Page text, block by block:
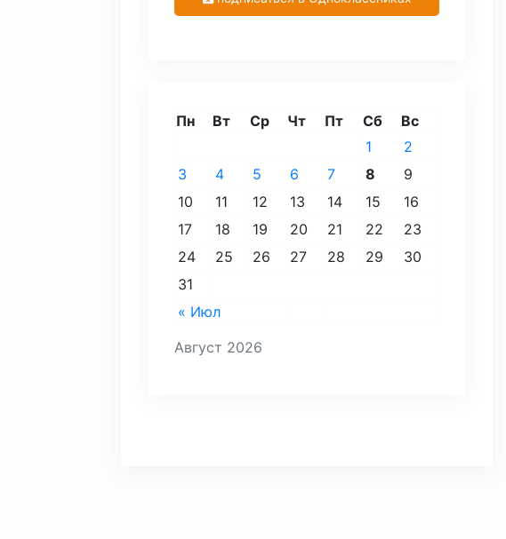
Август 2026
Пн Вт Ср Чт Пт Сб Вс
« Июл
1
2
3
4 5 6 7 8
9
10
11 12 13 14 15
16
17
18 19 20 21 22
23
24
25 26 27 28 29
30
31